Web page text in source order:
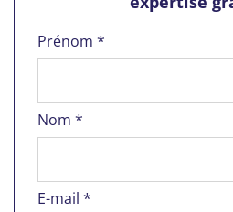
Prénom *
Nom *
E-mail *